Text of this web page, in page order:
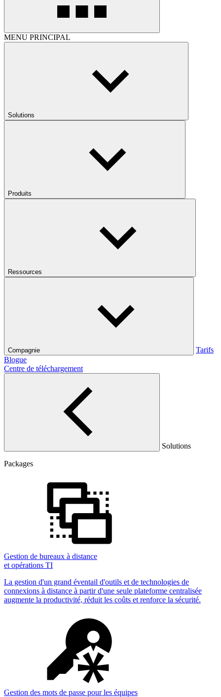
MENU PRINCIPAL
Solutions
Produits
Ressources
Compagnie
Tarifs
Blogue
Centre de téléchargement
Solutions
Packages
Gestion de bureaux à distance
et opérations TI
La gestion d'un grand éventail d'outils et de technologies de
connexions à distance à partir d'une seule plateforme centralisée
augmente la productivité, réduit les coûts et renforce la sécurité.
Gestion des mots de passe pour les équipes